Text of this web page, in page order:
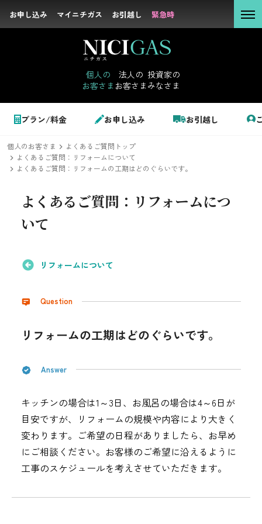
お申し込み マイニチガス お引越し 緊急時
個人の
お客さま
法人の
お客さま
投資家の
みなさま
プラン/料金 お申し込み お引越し
お申し込み マイニチガス お引越し 緊急時
個人のお客さま
LPガス＋でんき
でガ割のご案内
料金
お申し込み一覧
都市ガス＋でんき
でガ割のご案内
料金
お申し込み一覧
LPガス
お客さま
サステナビリテ
お問い合わせ先
English
個人のお客さま
よくあるご質問トップ
よくあるご質問：リフォームについて
よくあるご質問：リフォームの工期はどのぐらいです。
よくあるご質問： リフォームにつ
いて
リフォームについて
Question
リフォームの工期はどのぐらいです。
Answer
キッチンの場合は1～3日、お風呂の場合は4～6日が
目安ですが、リフォームの規模や内容により大きく
変わります。ご希望の日程がありましたら、お早め
にご相談ください。お客様のご希望に沿えるように
工事のスケジュールを考えさせていただきます。